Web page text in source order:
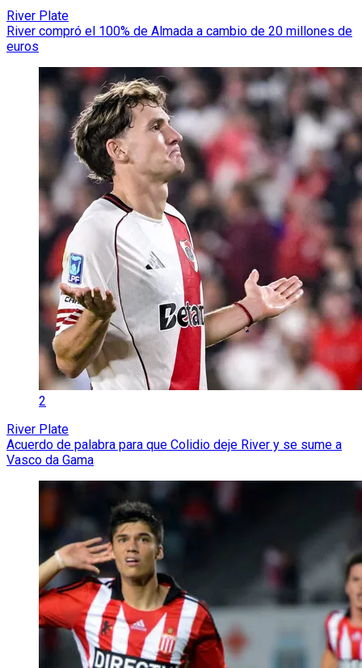
River Plate
River compró el 100% de Almada a cambio de 20 millones de
euros
2
River Plate
Acuerdo de palabra para que Colidio deje River y se sume a
Vasco da Gama